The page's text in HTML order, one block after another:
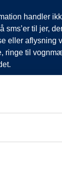
handler
sms’er til jer,
eller aflysning
ringe til
travlt, når vi
med her på